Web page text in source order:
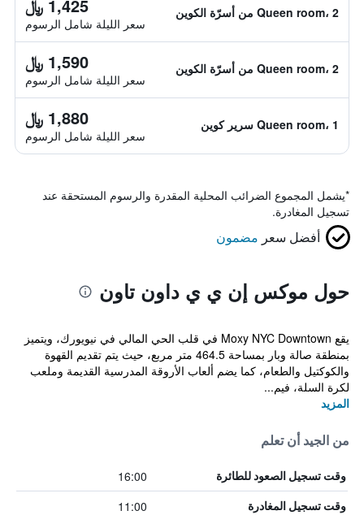
Queen room، 2 من أسرّة الكوين 1,425 ﷼
سعر الليلة شامل الرسوم
Queen room، 2 من أسرّة الكوين 1,590 ﷼
سعر الليلة شامل الرسوم
Queen room، 1 سرير كوين 1,880 ﷼
سعر الليلة شامل الرسوم
*يشمل المجموع الضرائب المحلية المقدرة والرسوم المستحقة عند
تسجيل المغادرة.
أفضل سعر مضمون
حول موكس إن ي ي داون تاون
يقع Moxy NYC Downtown في قلب الحي المالي في نيويورك، ويتميز
بمنطقة صالة وبار بمساحة 464.5 متر مربع، حيث يتم تقديم القهوة
والكوكتيل والطعام، كما يضم ألعاب الأروقة المدرسية القديمة وملعب
لكرة السلة، فيم...
المزيد
من الجيد أن تعلم
وقت تسجيل الصعود للطائرة 16:00
وقت تسجيل المغادرة 11:00